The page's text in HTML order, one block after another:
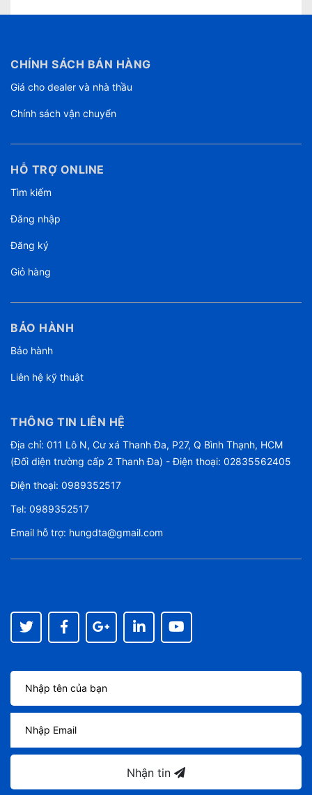
CHÍNH SÁCH BÁN HÀNG
Giá cho dealer và nhà thầu
Chính sách vận chuyển
HỖ TRỢ ONLINE
Tìm kiếm
Đăng nhập
Đăng ký
Giỏ hàng
BẢO HÀNH
Bảo hành
Liên hệ kỹ thuật
THÔNG TIN LIÊN HỆ
Địa chỉ: 011 Lô N, Cư xá Thanh Đa, P27, Q Bình Thạnh, HCM
(Đối diện trường cấp 2 Thanh Đa) - Điện thoại: 02835562405
Điện thoại: 0989352517
Tel: 0989352517
Email hỗ trợ: hungdta@gmail.com
Nhận tin